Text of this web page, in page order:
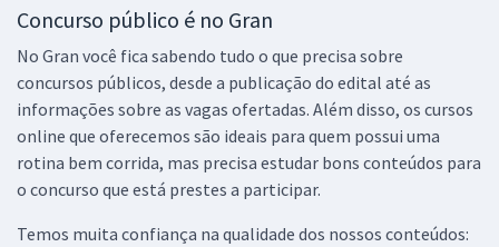
Concurso público é no Gran
No Gran você fica sabendo tudo o que precisa sobre
concursos públicos, desde a publicação do edital até as
informações sobre as vagas ofertadas. Além disso, os cursos
online que oferecemos são ideais para quem possui uma
rotina bem corrida, mas precisa estudar bons conteúdos para
o concurso que está prestes a participar.
Temos muita confiança na qualidade dos nossos conteúdos: